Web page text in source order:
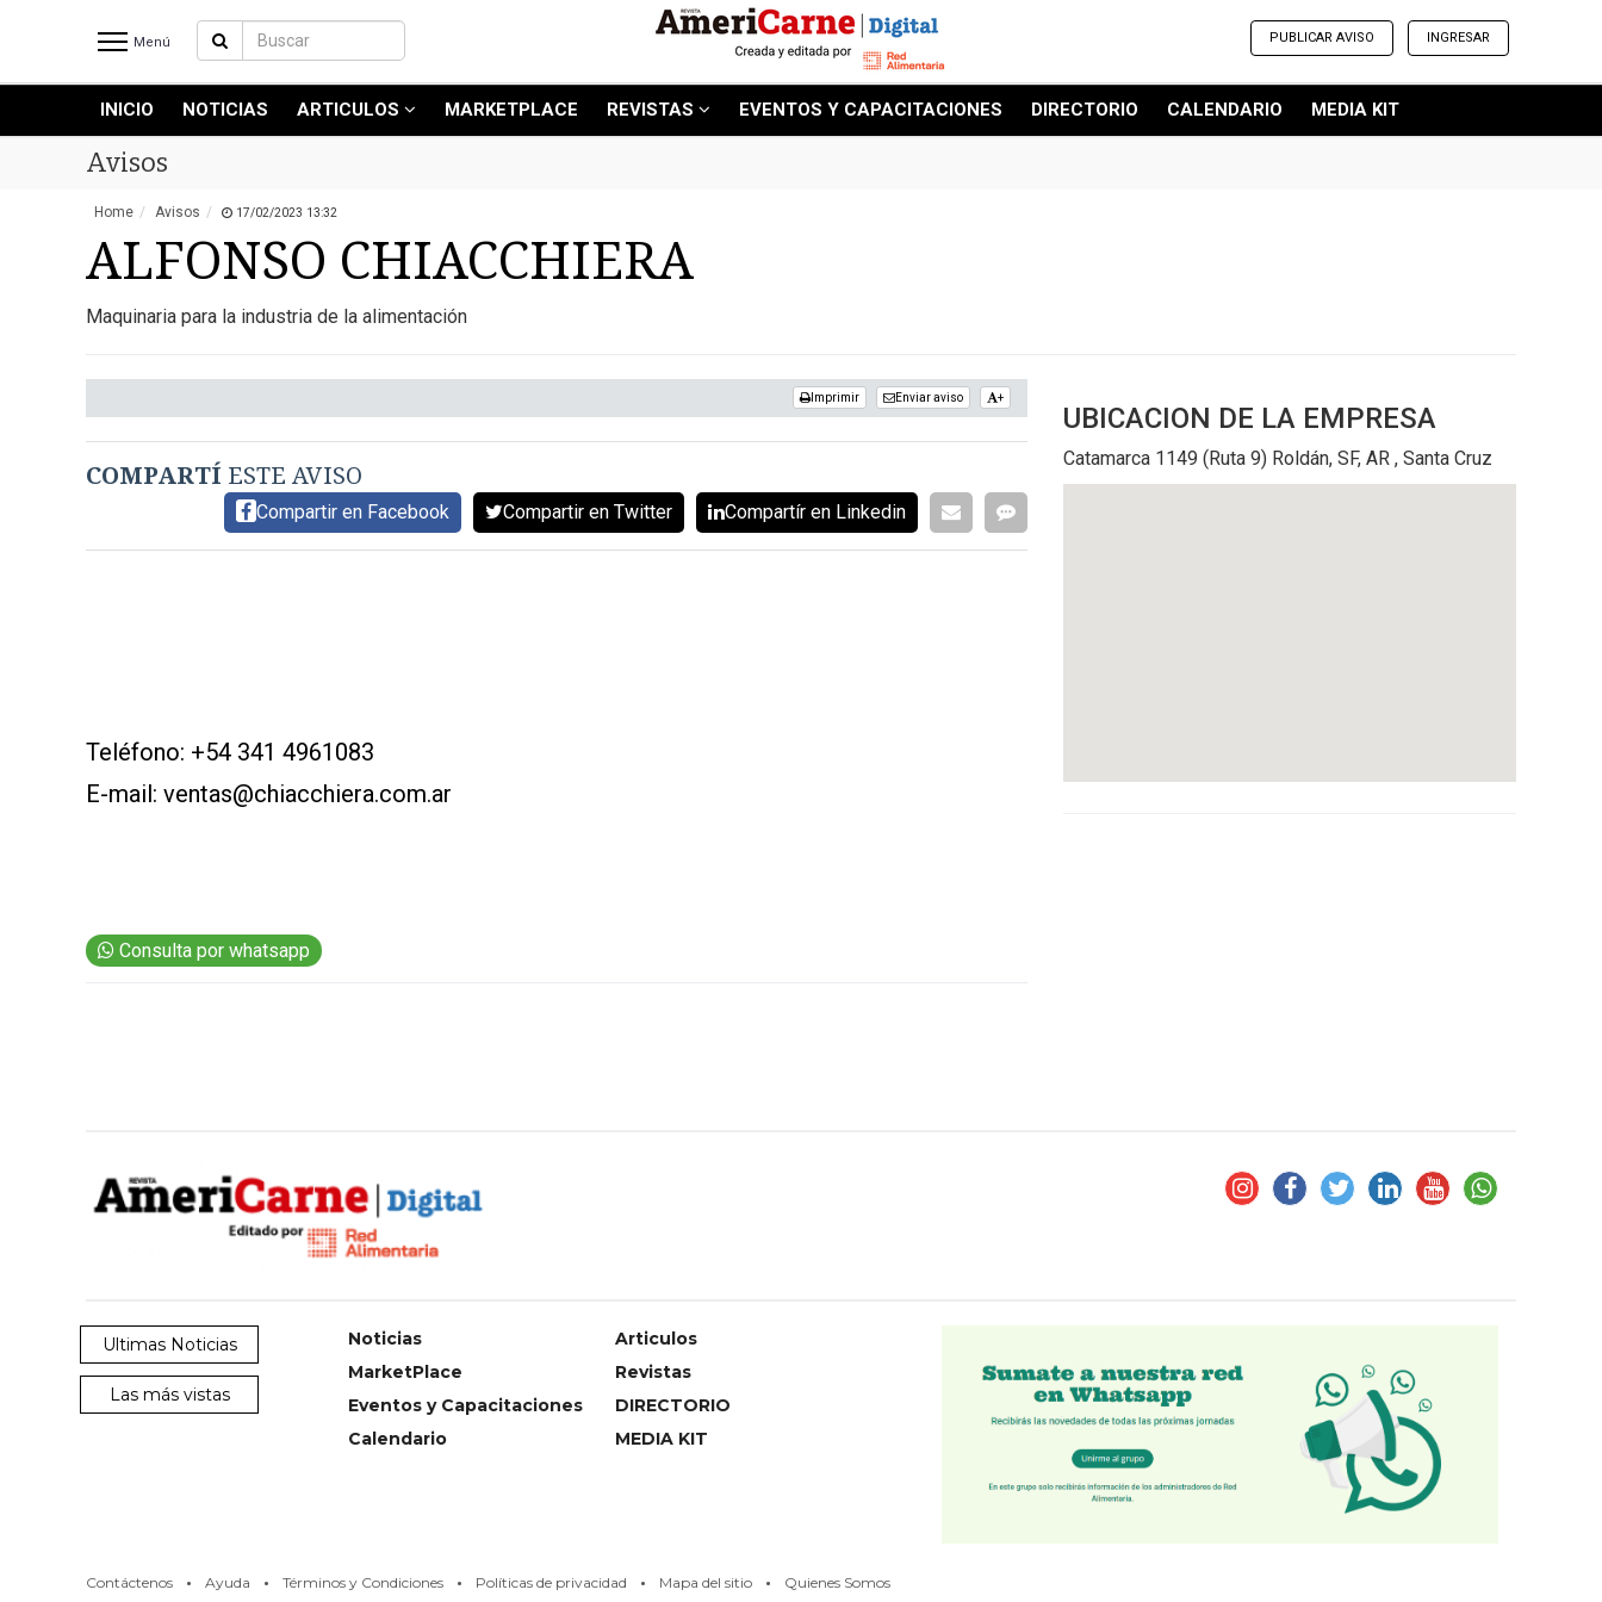
NOTICIAS RECIENTES
PRODUCCIÓN
PRODUCTO
REVISTAS
REVISTAS
CATÁLOGO DE CORTES DE
CARNE VACUNA
SERVICIOS
PRIVACIDAD
SOMOS
Menú PUBLICAR AVISO INGRESAR
INICIO NOTICIAS ARTICULOS MARKETPLACE REVISTAS EVENTOS Y CAPACITACIONES DIRECTORIO CALENDARIO MEDIA KIT
Avisos
Home Avisos 17/02/2023 13:32
ALFONSO CHIACCHIERA
Maquinaria para la industria de la alimentación
+
Enviar aviso
Imprimir
COMPARTÍ ESTE AVISO
Compartir en Facebook Compartir en Twitter Compartír en Linkedin
Teléfono: +54 341 4961083
E-mail: ventas@chiacchiera.com.ar
Consulta por whatsapp
UBICACION DE LA EMPRESA
Catamarca 1149 (Ruta 9) Roldán, SF, AR , Santa Cruz
Ultimas Noticias
Las más vistas
Noticias
Articulos
MarketPlace
Revistas
Eventos y Capacitaciones
DIRECTORIO
Calendario
MEDIA KIT
Contáctenos · Ayuda · Términos y Condiciones · Políticas de privacidad · Mapa del sitio · Quienes Somos